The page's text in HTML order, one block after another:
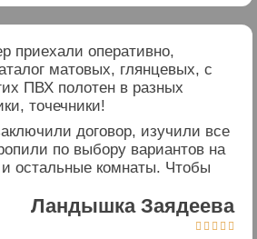
раз позвонив, приехали
по установке потолков
оборудованием.
заняла несколько часов.
аккуратно и чисто, убрав за
стены. После
была выплачена оставшаяся
уже две недели ПВХ
работ заслуживает
спасибо большое за быструю,
приехали оперативно,
матовых, глянцевых, с
ПВХ полотен в разных
точечники!
договор, изучили все
по выбору вариантов на
остальные комнаты. Чтобы
позвонили,
время когда было бы удобно
Ландышка Заядеева
    